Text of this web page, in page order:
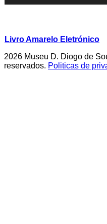
Livro Amarelo Eletrónico
2026 Museu D. Diogo de
reservados. Politicas de